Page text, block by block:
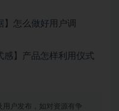
怎么做好用户调
】产品怎样利用仪式
户发布，如对资源有争